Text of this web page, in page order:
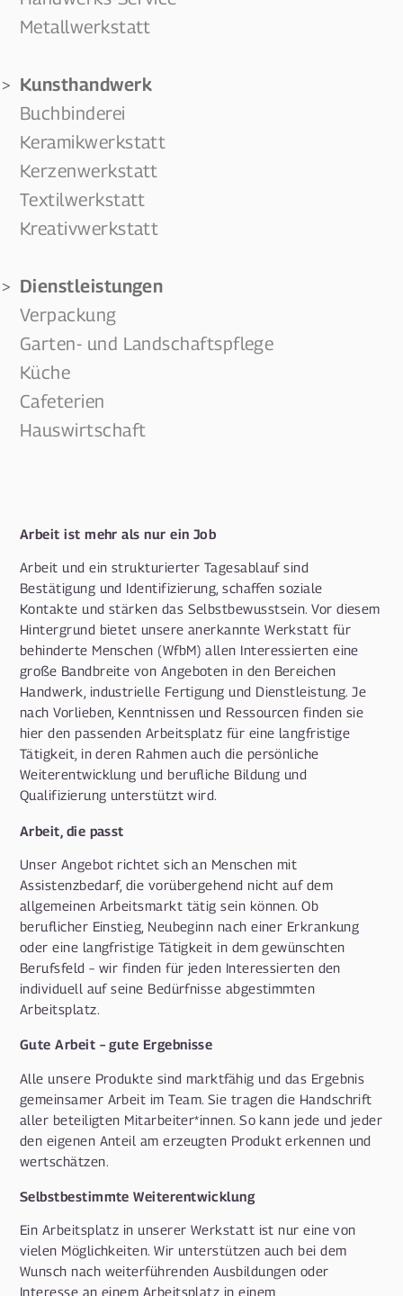
Metallwerkstatt
Kunsthandwerk
Buchbinderei
Keramikwerkstatt
Kerzenwerkstatt
Textilwerkstatt
Kreativwerkstatt
Dienstleistungen
Verpackung
Garten- und Landschaftspflege
Küche
Cafeterien
Hauswirtschaft
Arbeit ist mehr als nur ein Job
Arbeit und ein strukturierter Tagesablauf sind
Bestätigung und Identifizierung, schaffen soziale
Kontakte und stärken das Selbstbewusstsein. Vor diesem
Hintergrund bietet unsere anerkannte Werkstatt für
behinderte Menschen (WfbM) allen Interessierten eine
große Bandbreite von Angeboten in den Bereichen
Handwerk, industrielle Fertigung und Dienstleistung. Je
nach Vorlieben, Kenntnissen und Ressourcen finden sie
hier den passenden Arbeitsplatz für eine langfristige
Tätigkeit, in deren Rahmen auch die persönliche
Weiterentwicklung und berufliche Bildung und
Qualifizierung unterstützt wird.
Arbeit, die passt
Unser Angebot richtet sich an Menschen mit
Assistenzbedarf, die vorübergehend nicht auf dem
allgemeinen Arbeitsmarkt tätig sein können. Ob
beruflicher Einstieg, Neubeginn nach einer Erkrankung
oder eine langfristige Tätigkeit in dem gewünschten
Berufsfeld – wir finden für jeden Interessierten den
individuell auf seine Bedürfnisse abgestimmten
Arbeitsplatz.
Gute Arbeit – gute Ergebnisse
Alle unsere Produkte sind marktfähig und das Ergebnis
gemeinsamer Arbeit im Team. Sie tragen die Handschrift
aller beteiligten Mitarbeiter*innen. So kann jede und jeder
den eigenen Anteil am erzeugten Produkt erkennen und
wertschätzen.
Selbstbestimmte Weiterentwicklung
Ein Arbeitsplatz in unserer Werkstatt ist nur eine von
vielen Möglichkeiten. Wir unterstützen auch bei dem
Wunsch nach weiterführenden Ausbildungen oder
Interesse an einem Arbeitsplatz in einem